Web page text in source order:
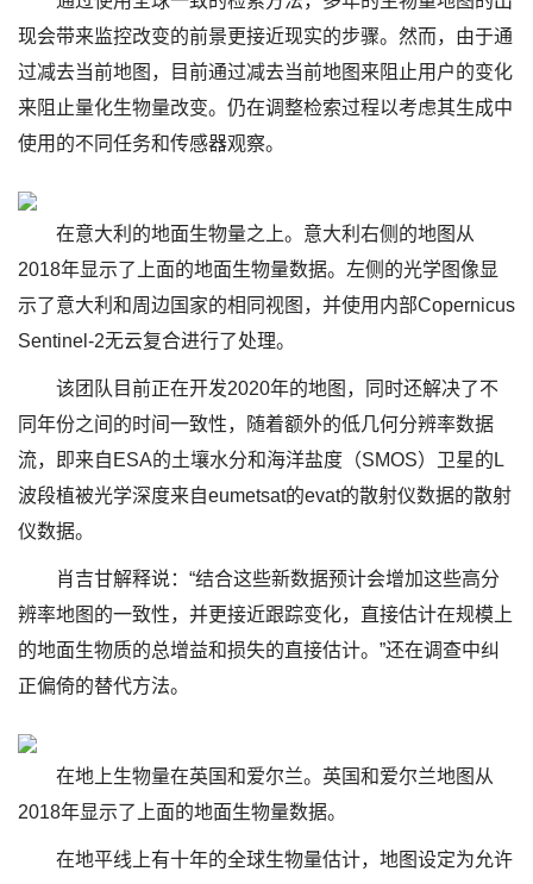
现会带来监控改变的前景更接近现实的步骤。然而，由于通
过减去当前地图，目前通过减去当前地图来阻止用户的变化
来阻止量化生物量改变。仍在调整检索过程以考虑其生成中
使用的不同任务和传感器观察。
在意大利的地面生物量之上。意大利右侧的地图从
2018年显示了上面的地面生物量数据。左侧的光学图像显
示了意大利和周边国家的相同视图，并使用内部Copernicus
Sentinel-2无云复合进行了处理。
该团队目前正在开发2020年的地图，同时还解决了不
同年份之间的时间一致性，随着额外的低几何分辨率数据
流，即来自ESA的土壤水分和海洋盐度（SMOS）卫星的L
波段植被光学深度来自eumetsat的evat的散射仪数据的散射
仪数据。
肖吉甘解释说：“结合这些新数据预计会增加这些高分
辨率地图的一致性，并更接近跟踪变化，直接估计在规模上
的地面生物质的总增益和损失的直接估计。”还在调查中纠
正偏倚的替代方法。
在地上生物量在英国和爱尔兰。英国和爱尔兰地图从
2018年显示了上面的地面生物量数据。
在地平线上有十年的全球生物量估计，地图设定为允许